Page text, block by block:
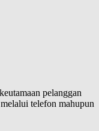
pelanggan
telefon mahupun